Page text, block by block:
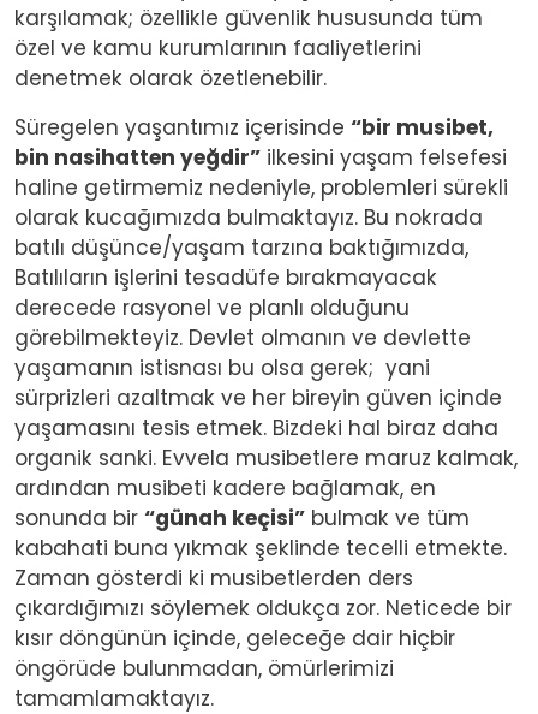
karşılamak; özellikle güvenlik hususunda tüm
özel ve kamu kurumlarının faaliyetlerini
denetmek olarak özetlenebilir.
Süregelen yaşantımız içerisinde “bir musibet,
bin nasihatten yeğdir” ilkesini yaşam felsefesi
haline getirmemiz nedeniyle, problemleri sürekli
olarak kucağımızda bulmaktayız. Bu nokrada
batılı düşünce/yaşam tarzına baktığımızda,
Batılıların işlerini tesadüfe bırakmayacak
derecede rasyonel ve planlı olduğunu
görebilmekteyiz. Devlet olmanın ve devlette
yaşamanın istisnası bu olsa gerek; yani
sürprizleri azaltmak ve her bireyin güven içinde
yaşamasını tesis etmek. Bizdeki hal biraz daha
organik sanki. Evvela musibetlere maruz kalmak,
ardından musibeti kadere bağlamak, en
sonunda bir “günah keçisi” bulmak ve tüm
kabahati buna yıkmak şeklinde tecelli etmekte.
Zaman gösterdi ki musibetlerden ders
çıkardığımızı söylemek oldukça zor. Neticede bir
kısır döngünün içinde, geleceğe dair hiçbir
öngörüde bulunmadan, ömürlerimizi
tamamlamaktayız.